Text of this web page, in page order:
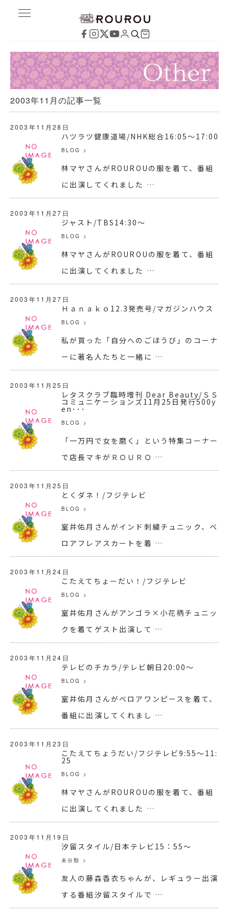
2003年11月の記事一覧
2003年11月28日
ハツラツ健康道場/NHK総合16:05～17:00
BLOG >
林マヤさんがROUROUの服を着て、番組
に出演してくれました …
2003年11月27日
ジャスト/TBS14:30～
BLOG >
林マヤさんがROUROUの服を着て、番組
に出演してくれました …
2003年11月27日
Ｈａｎａｋｏ12.3発売号/マガジンハウス
BLOG >
私が買った「自分へのごほうび」のコーナ
ーに著名人たちと一緒に …
2003年11月25日
レタスクラブ臨時増刊 Dear Beauty/ＳＳ
コミュニケーションズ11月25日発行500y
en･･･
BLOG >
「一万円で女を磨く」という特集コーナー
で店長マキがＲＯＵＲＯ …
2003年11月25日
とくダネ！/フジテレビ
BLOG >
室井佑月さんがインド刺繍チュニック、ベ
ロアフレアスカートを着 …
2003年11月24日
こたえてちょーだい！/フジテレビ
BLOG >
室井佑月さんがアンゴラ×小花柄チュニッ
クを着てゲスト出演して …
2003年11月24日
テレビのチカラ/テレビ朝日20:00～
BLOG >
室井佑月さんがベロアワンピースを着て、
番組に出演してくれまし …
2003年11月23日
こたえてちょうだい/フジテレビ9:55～11:
25
BLOG >
林マヤさんがROUROUの服を着て、番組
に出演してくれました …
2003年11月19日
汐留スタイル/日本テレビ15：55～
未分類 >
友人の藤森香衣ちゃんが、レギュラー出演
する番組汐留スタイルで …